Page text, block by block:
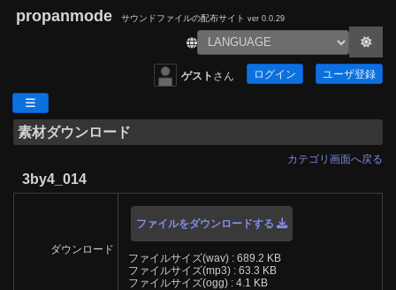
propanmode サウンドファイルの配布サイト ver 0.0.29
ゲスト さん ログイン ユーザ登録
素材ダウンロード
カテゴリ画面へ戻る
3by4_014
ダウンロード
ファイルをダウンロードする
ファイルサイズ(wav) : 689.2 KB
ファイルサイズ(mp3) : 63.3 KB
ファイルサイズ(ogg) : 4.1 KB